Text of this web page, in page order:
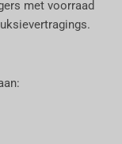
met voorraad